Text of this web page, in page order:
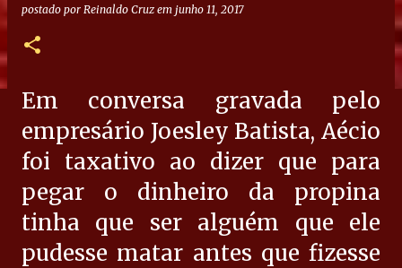
postado por Reinaldo Cruz em junho 11, 2017
Em conversa gravada pelo
empresário Joesley Batista, Aécio
foi taxativo ao dizer que para
pegar o dinheiro da propina
tinha que ser alguém que ele
pudesse matar antes que fizesse